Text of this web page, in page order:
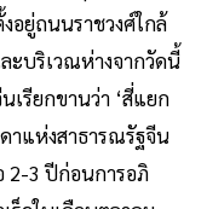
อยู่ถนนราชวงศ์ใกล้
ะบริเวณห่างจากวัดนี้
เรียกขานว่า ‘สี่แยก
าแห่งสาธารณรัฐจีน
2-3 ปีก่อนการอภิ